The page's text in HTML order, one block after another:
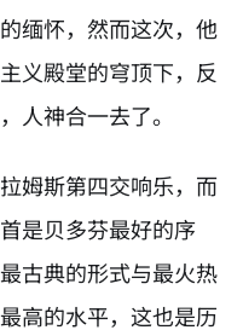
缅怀，然而这次，他
义殿堂的穹顶下，反
人神合一去了。
姆斯第四交响乐，而
是贝多芬最好的序
古典的形式与最火热
高的水平，这也是历